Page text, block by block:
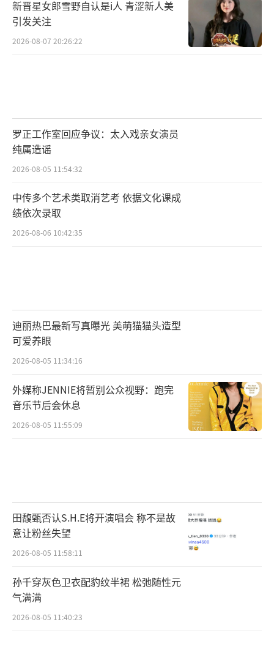
新晋星女郎雪野自认是i人 青涩新人美
引发关注
2026-08-07 20:26:22
罗正工作室回应争议：太入戏亲女演员
纯属造谣
2026-08-05 11:54:32
中传多个艺术类取消艺考 依据文化课成
绩依次录取
2026-08-06 10:42:35
迪丽热巴最新写真曝光 美萌猫猫头造型
可爱养眼
2026-08-05 11:34:16
外媒称JENNIE将暂别公众视野：跑完
音乐节后会休息
2026-08-05 11:55:09
田馥甄否认S.H.E将开演唱会 称不是故
意让粉丝失望
2026-08-05 11:58:11
孙千穿灰色卫衣配豹纹半裙 松弛随性元
气满满
2026-08-05 11:40:23